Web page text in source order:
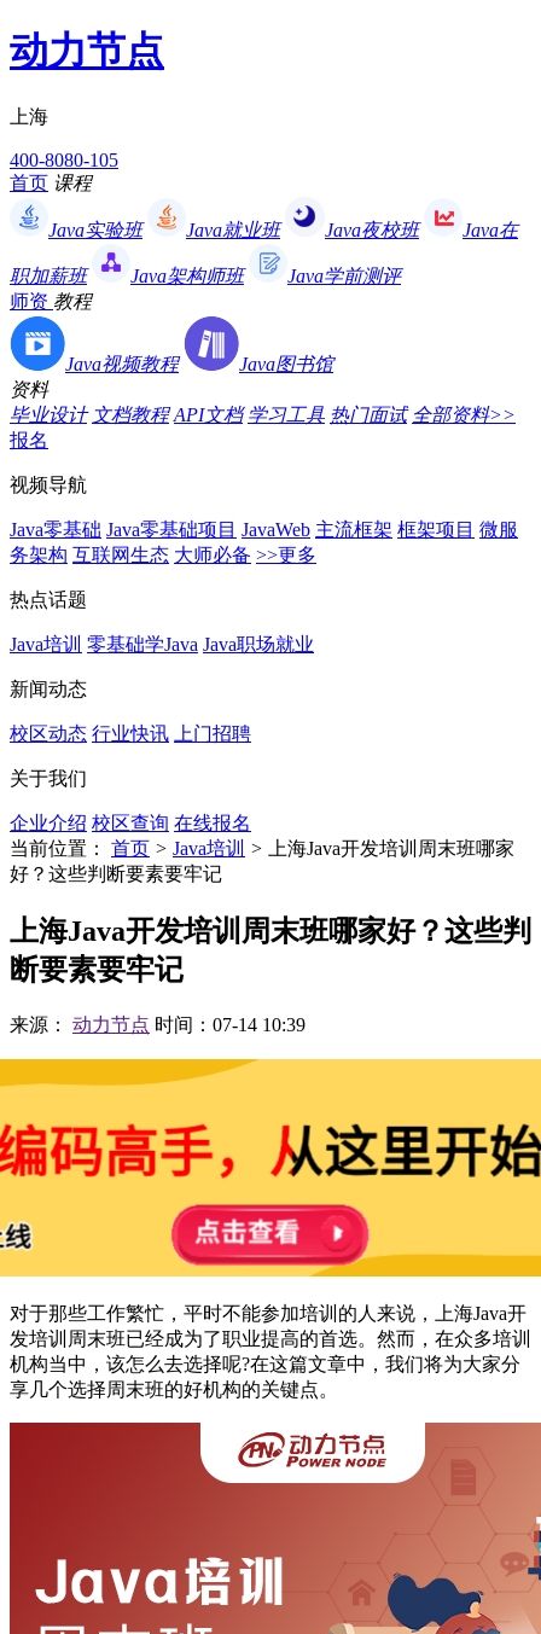
动力节点
上海
400-8080-105
首页 课程
Java实验班 Java就业班 Java夜校班 Java在
职加薪班 Java架构师班
Java学前测评
师资 教程
Java视频教程
Java图书馆
资料
毕业设计 文档教程 API文档 学习工具 热门面试 全部资料>>
报名
视频导航
Java零基础 Java零基础项目 JavaWeb 主流框架 框架项目 微服
务架构 互联网生态 大师必备 >>更多
热点话题
Java培训 零基础学Java Java职场就业
新闻动态
校区动态 行业快讯 上门招聘
关于我们
企业介绍 校区查询 在线报名
当前位置：
首页 > Java培训 >
上海Java开发培训周末班哪家
好？这些判断要素要牢记
上海Java开发培训周末班哪家好？这些判
断要素要牢记
来源： 动力节点 时间：07-14 10:39
对于那些工作繁忙，平时不能参加培训的人来说，上海Java开
发培训周末班已经成为了职业提高的首选。然而，在众多培训
机构当中，该怎么去选择呢?在这篇文章中，我们将为大家分
享几个选择周末班的好机构的关键点。